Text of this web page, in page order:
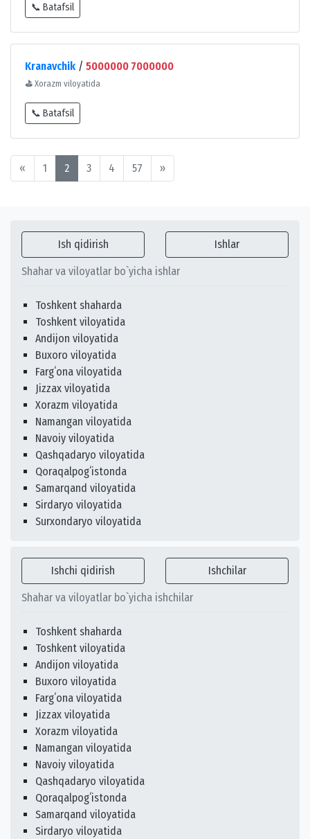
📞 Batafsil
Kranavchik / 5000000 7000000
⛳ Xorazm viloyatida
📞 Batafsil
« 1 2 3 4 57 »
Ish qidirish Ishlar
Shahar va viloyatlar bo`yicha ishlar
Toshkent shaharda
Toshkent viloyatida
Andijon viloyatida
Buxoro viloyatida
Fargʻona viloyatida
Jizzax viloyatida
Xorazm viloyatida
Namangan viloyatida
Navoiy viloyatida
Qashqadaryo viloyatida
Qoraqalpogʻistonda
Samarqand viloyatida
Sirdaryo viloyatida
Surxondaryo viloyatida
Ishchi qidirish Ishchilar
Shahar va viloyatlar bo`yicha ishchilar
Toshkent shaharda
Toshkent viloyatida
Andijon viloyatida
Buxoro viloyatida
Fargʻona viloyatida
Jizzax viloyatida
Xorazm viloyatida
Namangan viloyatida
Navoiy viloyatida
Qashqadaryo viloyatida
Qoraqalpogʻistonda
Samarqand viloyatida
Sirdaryo viloyatida